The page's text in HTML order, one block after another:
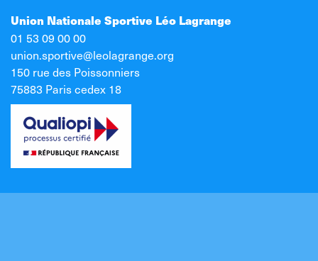
Union Nationale Sportive Léo Lagrange
01 53 09 00 00
union.sportive@leolagrange.org
150 rue des Poissonniers
75883 Paris cedex 18